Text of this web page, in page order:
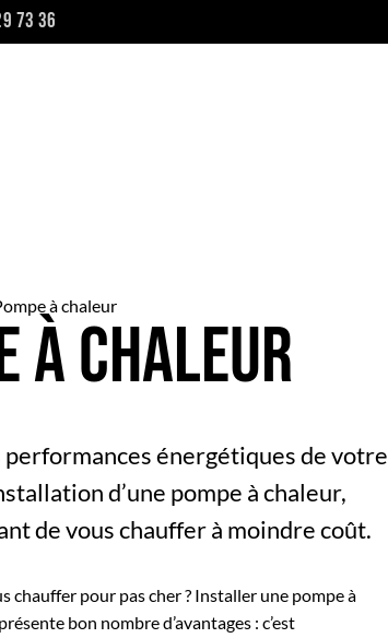
73 36
à chaleur
à chaleur
énergétiques de votre
d’une pompe à chaleur,
de vous chauffer à moindre coût.
chauffer pour pas cher ? Installer une pompe à
bon nombre d’avantages : c’est